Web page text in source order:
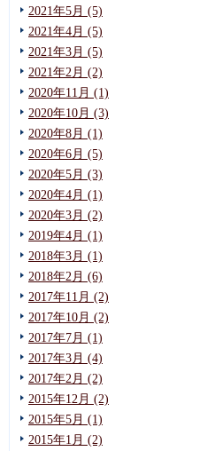
2021年5月 (5)
2021年4月 (5)
2021年3月 (5)
2021年2月 (2)
2020年11月 (1)
2020年10月 (3)
2020年8月 (1)
2020年6月 (5)
2020年5月 (3)
2020年4月 (1)
2020年3月 (2)
2019年4月 (1)
2018年3月 (1)
2018年2月 (6)
2017年11月 (2)
2017年10月 (2)
2017年7月 (1)
2017年3月 (4)
2017年2月 (2)
2015年12月 (2)
2015年5月 (1)
2015年1月 (2)